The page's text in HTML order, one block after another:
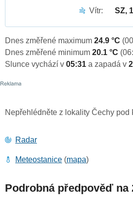
Vítr:
SZ,
Dnes změřené maximum 24.9 °C
Dnes změřené minimum 20.1 °C
Slunce vychází v 05:31 a zapadá v
Nepřehlédněte z lokality Čechy pod
Radar
Meteostanice (mapa)
Podrobná předpověď na